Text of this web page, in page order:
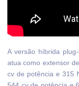
A versão híbrida
atua como extensor
cv de potência e 315